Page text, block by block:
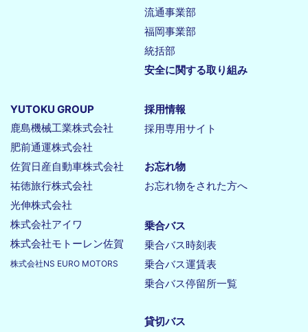
流通事業部
福岡事業部
統括部
安全に関する取り組み
YUTOKU GROUP
鹿島機械工業株式会社
肥前通運株式会社
佐賀日産自動車株式会社
祐徳旅行株式会社
光伸株式会社
株式会社アイワ
株式会社モトーレン佐賀
株式会社NS EURO MOTORS
採用情報
採用専用サイト
お忘れ物
お忘れ物をされた方へ
乗合バス
乗合バス時刻表
乗合バス運賃表
乗合バス停留所一覧
貸切バス